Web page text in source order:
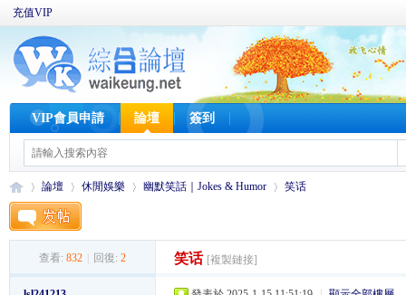
充值VIP
VIP會員申請 論壇 簽到
論壇
›
休閒娛樂
›
幽默笑話｜Jokes & Humor 笑话
查看: 832 回復: 2 笑话 [複製鏈接]